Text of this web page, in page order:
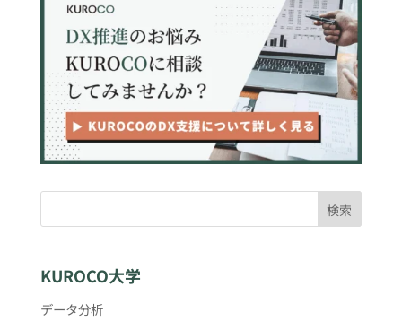
検索
KUROCO大学
データ分析